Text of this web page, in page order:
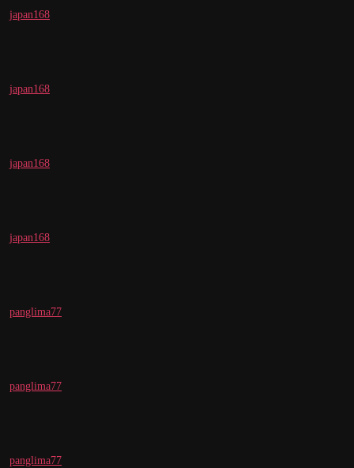
japan168
japan168
japan168
japan168
panglima77
panglima77
panglima77